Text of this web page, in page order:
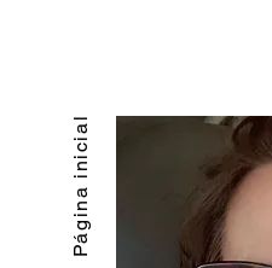
Página inicial